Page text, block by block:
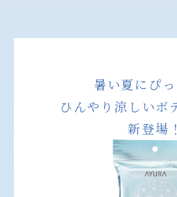
暑い夏にぴ
ひんやり涼しいボ
新登場！